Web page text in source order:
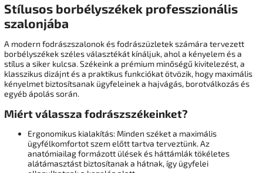
Stílusos borbélyszékek professzionális
szalonjába
A modern fodrászszalonok és fodrászüzletek számára tervezett
borbélyszékek széles választékát kínáljuk, ahol a kényelem és a
stílus a siker kulcsa. Székeink a prémium minőségű kivitelezést, a
klasszikus dizájnt és a praktikus funkciókat ötvözik, hogy maximális
kényelmet biztosítsanak ügyfeleinek a hajvágás, borotválkozás és
egyéb ápolás során.
Miért válassza fodrászszékeinket?
Ergonomikus kialakítás: Minden széket a maximális
ügyfélkomfortot szem előtt tartva terveztünk. Az
anatómiailag formázott ülések és háttámlák tökéletes
alátámasztást biztosítanak a hátnak, így ügyfelei